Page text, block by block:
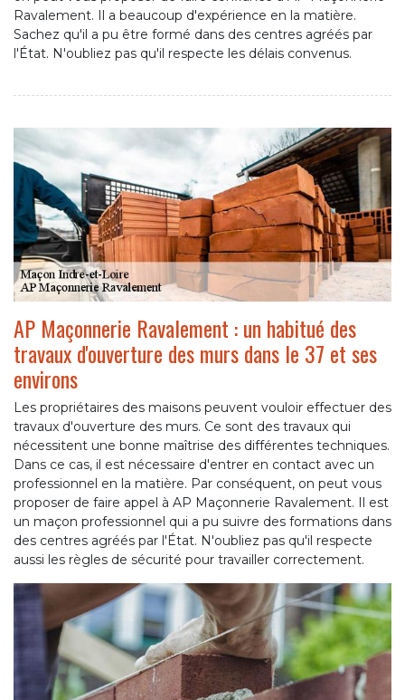
Ravalement. Il a beaucoup d'expérience en la matière.
Sachez qu'il a pu être formé dans des centres agréés par
l'État. N'oubliez pas qu'il respecte les délais convenus.
AP Maçonnerie Ravalement : un habitué des
travaux d'ouverture des murs dans le 37 et ses
environs
Les propriétaires des maisons peuvent vouloir effectuer des
travaux d'ouverture des murs. Ce sont des travaux qui
nécessitent une bonne maîtrise des différentes techniques.
Dans ce cas, il est nécessaire d'entrer en contact avec un
professionnel en la matière. Par conséquent, on peut vous
proposer de faire appel à AP Maçonnerie Ravalement. Il est
un maçon professionnel qui a pu suivre des formations dans
des centres agréés par l'État. N'oubliez pas qu'il respecte
aussi les règles de sécurité pour travailler correctement.